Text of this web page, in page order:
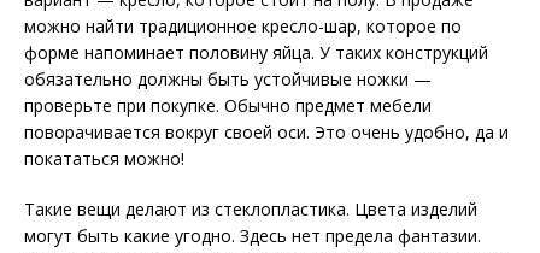
можно найти традиционное кресло-шар, которое по
форме напоминает половину яйца. У таких конструкций
обязательно должны быть устойчивые ножки —
проверьте при покупке. Обычно предмет мебели
поворачивается вокруг своей оси. Это очень удобно, да и
покататься можно!
Такие вещи делают из стеклопластика. Цвета изделий
могут быть какие угодно. Здесь нет предела фантазии.